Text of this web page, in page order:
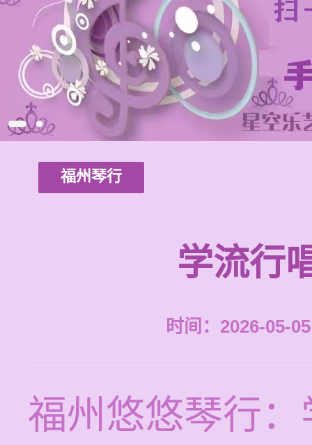
福州琴行
学流行
时间：2026-05-
福州悠悠琴行